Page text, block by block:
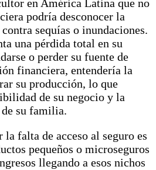
en América Latina que no
podría desconocer la
sequías o inundaciones.
una pérdida total en su
o perder su fuente de
financiera, entendería la
su producción, lo que
de su negocio y la
su familia.
falta de acceso al seguro es
pequeños o microseguros
llegando a esos nichos